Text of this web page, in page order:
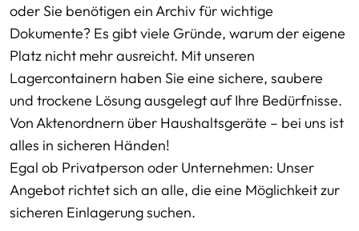
oder Sie benötigen ein Archiv für wichtige
Dokumente? Es gibt viele Gründe, warum der eigene
Platz nicht mehr ausreicht. Mit unseren
Lagercontainern haben Sie eine sichere, saubere
und trockene Lösung ausgelegt auf Ihre Bedürfnisse.
Von Aktenordnern über Haushaltsgeräte – bei uns ist
alles in sicheren Händen!
Egal ob Privatperson oder Unternehmen: Unser
Angebot richtet sich an alle, die eine Möglichkeit zur
sicheren Einlagerung suchen.